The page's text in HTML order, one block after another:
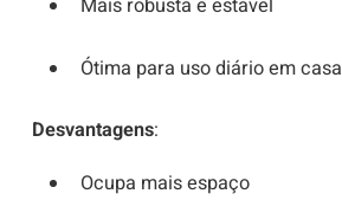
Mais robusta e estável
Ótima para uso diário em casa
Desvantagens:
Ocupa mais espaço